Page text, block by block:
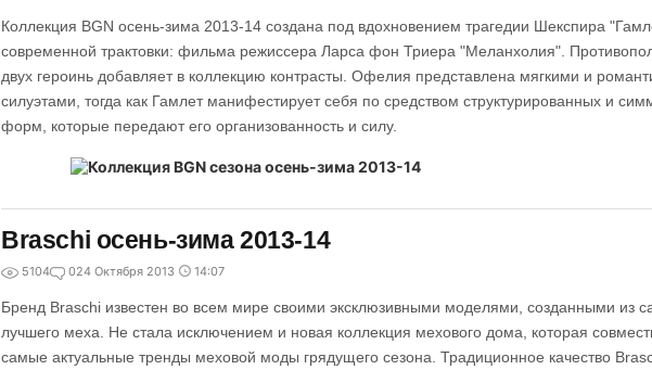
Коллекция BGN осень-зима 2013-14 создана под вдохновением трагедии Шекспира
современной трактовки: фильма режиссера Ларса фон Триера "Меланхолия".
двух героинь добавляет в коллекцию контрасты. Офелия представлена мягкими и
силуэтами, тогда как Гамлет манифестирует себя по средством структурированных и
форм, которые передают его организованность и силу.
Braschi осень-зима 2013-14
5104 024 Октября 2013 14:07
Бренд Braschi известен во всем мире своими эксклюзивными моделями, созданными из
лучшего меха. Не стала исключением и новая коллекция мехового дома, которая
самые актуальные тренды меховой моды грядущего сезона. Традиционное качество